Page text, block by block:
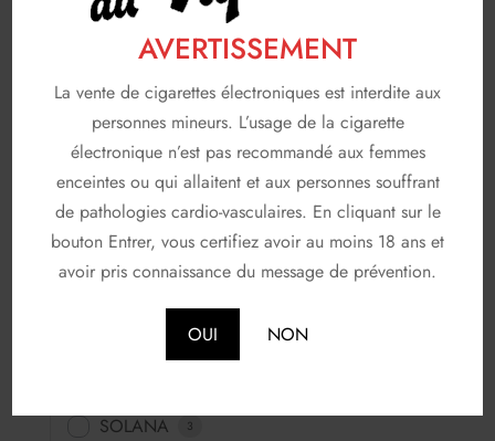
AVERTISSEMENT
La vente de cigarettes électroniques est interdite aux
personnes mineurs. L’usage de la cigarette
électronique n’est pas recommandé aux femmes
enceintes ou qui allaitent et aux personnes souffrant
de pathologies cardio-vasculaires. En cliquant sur le
bouton Entrer, vous certifiez avoir au moins 18 ans et
avoir pris connaissance du message de prévention.
OUI NON
Saveurs fraiches
Saveurs gourmandes 83
FABRICANTS 116
A & L 19
18
SOLANA 3